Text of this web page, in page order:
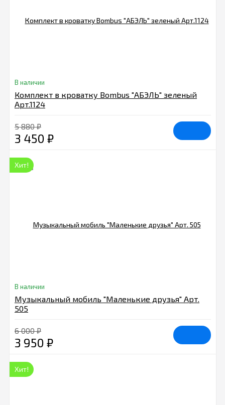
В наличии
Комплект в кроватку Bombus "АБЭЛЬ" зеленый
Арт.1124
5 880₽
3 450 ₽
Хит!
В наличии
Музыкальный мобиль "Маленькие друзья" Арт.
505
6 000₽
3 950 ₽
Хит!